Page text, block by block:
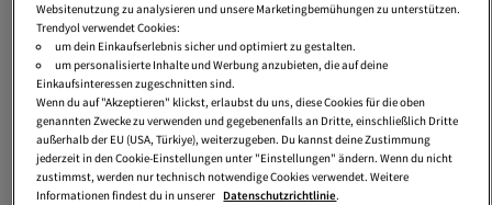
Websitenutzung zu analysieren und unsere Marketingbemühungen zu unterstützen.
Trendyol verwendet Cookies:
um dein Einkaufserlebnis sicher und optimiert zu gestalten.
um personalisierte Inhalte und Werbung anzubieten, die auf deine
Einkaufsinteressen zugeschnitten sind.
Wenn du auf "Akzeptieren" klickst, erlaubst du uns, diese Cookies für die oben
genannten Zwecke zu verwenden und gegebenenfalls an Dritte, einschließlich Dritte
außerhalb der EU (USA, Türkiye), weiterzugeben. Du kannst deine Zustimmung
jederzeit in den Cookie-Einstellungen unter "Einstellungen" ändern. Wenn du nicht
zustimmst, werden nur technisch notwendige Cookies verwendet. Weitere
Informationen findest du in unserer Datenschutzrichtlinie.